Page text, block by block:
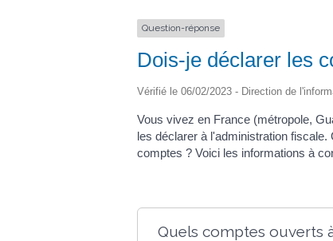
Question-réponse
Dois-je déclarer les
Vérifié le 06/02/2023 - Direction de
Vous vivez en France (métropole,
les déclarer à l'administration
comptes ? Voici les informations à
Quels comptes ouverts